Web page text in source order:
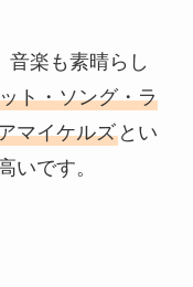
音楽も素晴らし
ト・ソング・ラ
マイケルズとい
いです。